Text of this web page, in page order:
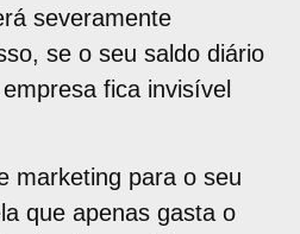
severamente
se o seu saldo diário
fica invisível
marketing para o seu
que apenas gasta o